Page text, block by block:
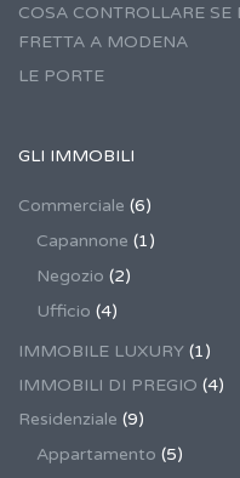
COSA CONTROLLARE
FRETTA A MODENA
LE PORTE
GLI IMMOBILI
Commerciale (6)
Capannone (1)
Negozio (2)
Ufficio (4)
IMMOBILE LUXURY (1)
IMMOBILI DI PREGIO (4)
Residenziale (9)
Appartamento (5)